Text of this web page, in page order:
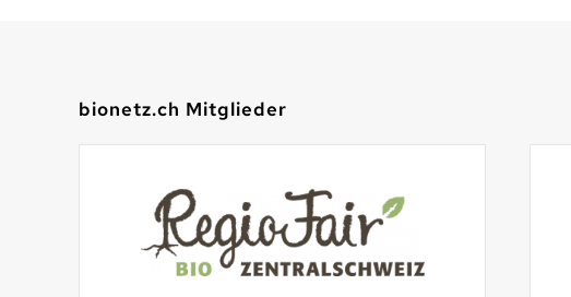
bionetz.ch Mitglieder